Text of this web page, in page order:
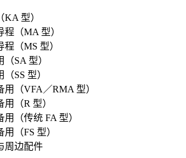
KA 型）
程（MA 型）
程（MS 型）
SA 型）
SS 型）
用（VFA／RMA 型）
（R 型）
用（传统 FA 型）
（FS 型）
周边配件